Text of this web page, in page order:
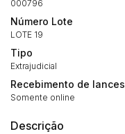
000796
Número Lote
LOTE 19
Tipo
Extrajudicial
Recebimento de lances
Somente online
Descrição